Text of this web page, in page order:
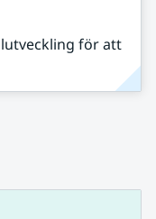
för att